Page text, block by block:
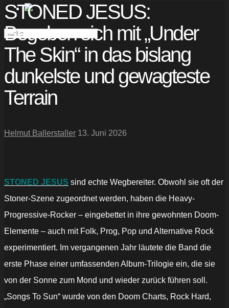
STONED JESUS:
Begeben sich mit „Under
The Skin“ in das bislang
dunkelste und gewagteste
Terrain
Helmut Ballerstaller 13. Juni 2026
STONED JESUS ​​sind echte Wegbereiter. Obwohl sie oft der
Stoner-Szene zugeordnet werden, haben die Heavy-
Progressive-Rocker – eingebettet in ihre gewohnten Doom-
Elemente – auch mit Folk, Prog, Pop und Alternative Rock
experimentiert. Im vergangenen Jahr läutete die Band die
erste Phase einer umfassenden Album-Trilogie ein, die sie
von der Sonne zum Mond und wieder zurück führen soll.
„Songs To Sun“ wurde von den Doom Charts, Rock Hard,